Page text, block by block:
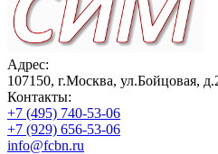
Адрес:
107150, г.Москва, ул.Бойцовая,
Контакты:
+7 (495) 740-53-06
+7 (929) 656-53-06
info@fcbn.ru